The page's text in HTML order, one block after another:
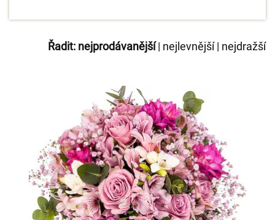
Řadit: nejprodávanější| nejlevnější| nejdražší